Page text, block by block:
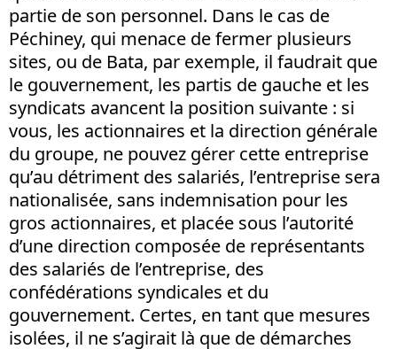
partie de son personnel. Dans le cas de
Péchiney, qui menace de fermer plusieurs
sites, ou de Bata, par exemple, il faudrait que
le gouvernement, les partis de gauche et les
syndicats avancent la position suivante : si
vous, les actionnaires et la direction générale
du groupe, ne pouvez gérer cette entreprise
qu’au détriment des salariés, l’entreprise sera
nationalisée, sans indemnisation pour les
gros actionnaires, et placée sous l’autorité
d’une direction composée de représentants
des salariés de l’entreprise, des
confédérations syndicales et du
gouvernement. Certes, en tant que mesures
isolées, il ne s’agirait là que de démarches